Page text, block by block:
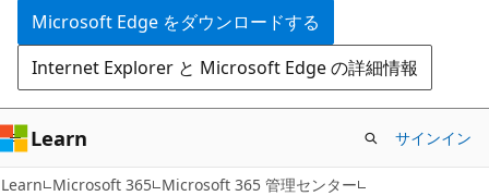
ツ
に
ス
キ
ッ
プ
Microsoft Edge をダウンロードする
Internet Explorer と Microsoft Edge の詳細情報
Learn サインイン
Learn Microsoft 365 Microsoft 365 管理センター